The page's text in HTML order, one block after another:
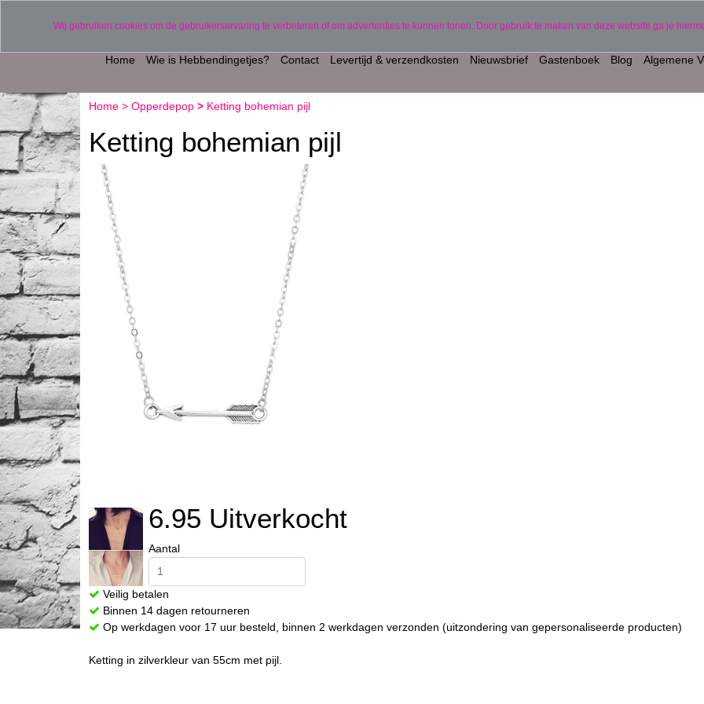
Home Wie is Hebbendingetjes? Contact Levertijd & verzendkosten Nieuwsbrief Gastenboek Blog Algemene
Home > Opperdepop > Ketting bohemian pijl
Ketting bohemian pijl
6.95 Uitverkocht
Aantal
Veilig betalen
Binnen 14 dagen retourneren
Op werkdagen voor 17 uur besteld, binnen 2 werkdagen verzonden (uitzondering van gepersonaliseerde producten)
Ketting in zilverkleur van 55cm met pijl.
Wij gebruiken cookies om de gebruikerservaring te verbeteren of om advertenties te kunnen tonen. Door gebruik te maken van deze website ga je